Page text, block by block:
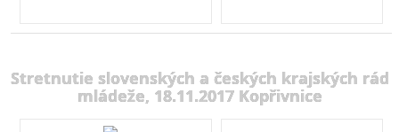
Stretnutie slovenských a českých krajských rád
mládeže, 18.11.2017 Kopřivnice